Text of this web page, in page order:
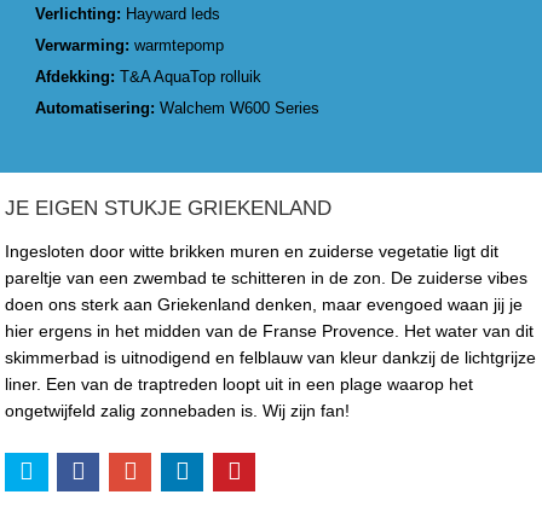
Verlichting: Hayward leds
Verwarming: warmtepomp
Afdekking: T&A AquaTop rolluik
Automatisering:Walchem W600 Series
JE EIGEN STUKJE GRIEKENLAND
Ingesloten door witte brikken muren en zuiderse vegetatie ligt dit
pareltje van een zwembad te schitteren in de zon. De zuiderse vibes
doen ons sterk aan Griekenland denken, maar evengoed waan jij je
hier ergens in het midden van de Franse Provence. Het water van dit
skimmerbad is uitnodigend en felblauw van kleur dankzij de lichtgrijze
liner. Een van de traptreden loopt uit in een plage waarop het
ongetwijfeld zalig zonnebaden is. Wij zijn fan!